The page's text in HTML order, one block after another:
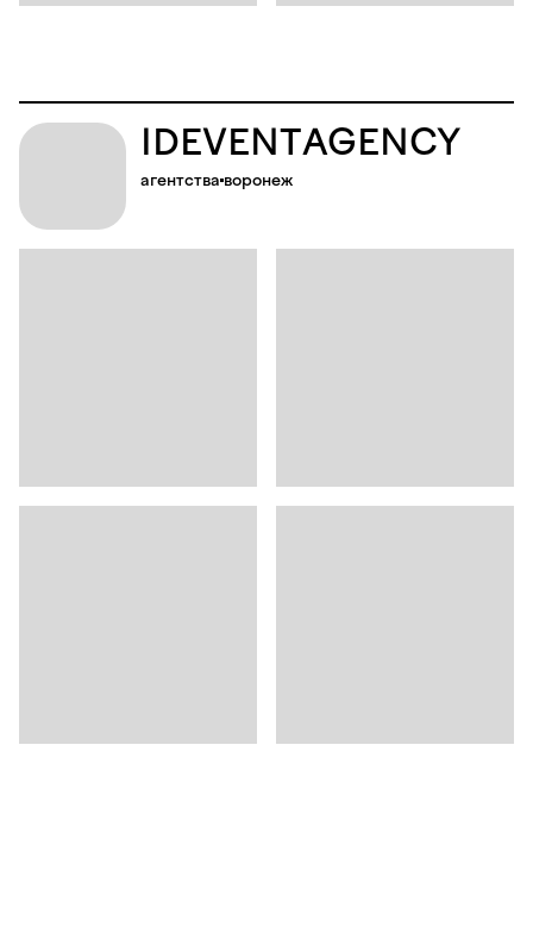
IDEVENTAGENCY
агентства воронеж